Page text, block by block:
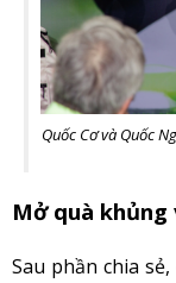
Quốc Cơ và Quốc
Mở quà khủng
Sau phần chia